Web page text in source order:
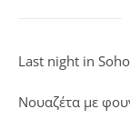
Last night in
Νουαζέτα με